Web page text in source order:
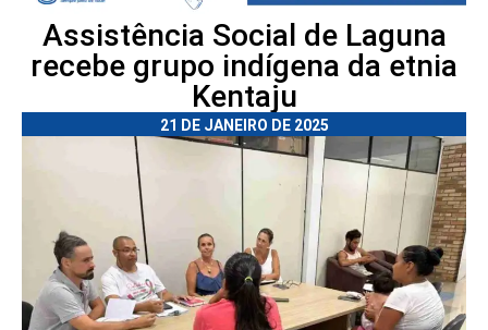
Assistência Social de Laguna
recebe grupo indígena da etnia
Kentaju
21 DE JANEIRO DE 2025